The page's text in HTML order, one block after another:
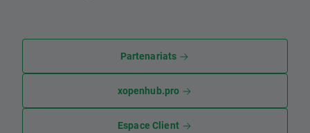
Partenariats
xopenhub.pro
Espace Client